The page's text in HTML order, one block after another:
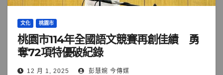
文化 桃園市
桃園市114年全國語文競賽再創佳績 勇
奪72項特優破紀錄
12 月 1, 2025 彭慧婉 今傳媒